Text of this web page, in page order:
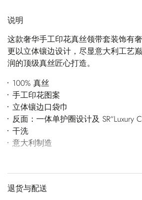
说明
这款奢华手工印花真丝领带套装饰有
更以立体镶边设计，尽显意大利工艺
润的顶级真丝匠心打造。
100% 真丝
手工印花图案
立体镶边口袋巾
反面：一体单护圈设计及 SR“Luxury
干洗
意大利制造
退货与配送